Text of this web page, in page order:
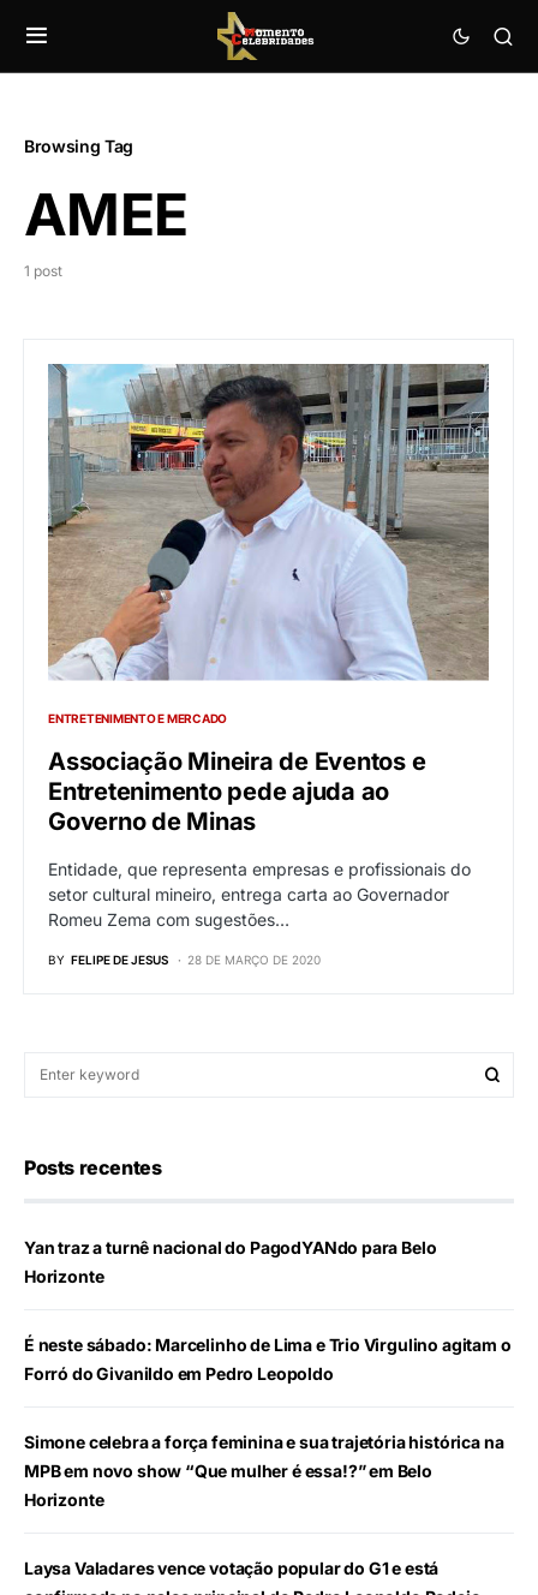
Browsing Tag
AMEE
1 post
ENTRETENIMENTO E MERCADO
Associação Mineira de Eventos e
Entretenimento pede ajuda ao
Governo de Minas
Entidade, que representa empresas e profissionais do
setor cultural mineiro, entrega carta ao Governador
Romeu Zema com sugestões…
BY FELIPE DE JESUS 28 DE MARÇO DE 2020
Posts recentes
Yan traz a turnê nacional do PagodYANdo para Belo
Horizonte
É neste sábado: Marcelinho de Lima e Trio Virgulino agitam o
Forró do Givanildo em Pedro Leopoldo
Simone celebra a força feminina e sua trajetória histórica na
MPB em novo show “Que mulher é essa!?” em Belo
Horizonte
Laysa Valadares vence votação popular do G1 e está